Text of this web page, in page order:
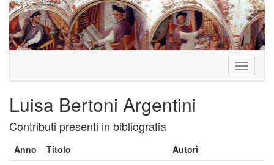
Toggle
Luisa Bertoni Argentini
Contributi presenti in bibliografia
Anno Titolo
Autori